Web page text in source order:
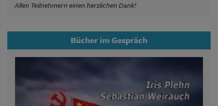
Allen Teilnehmern einen herzlichen Dank!
Bücher im Gespräch